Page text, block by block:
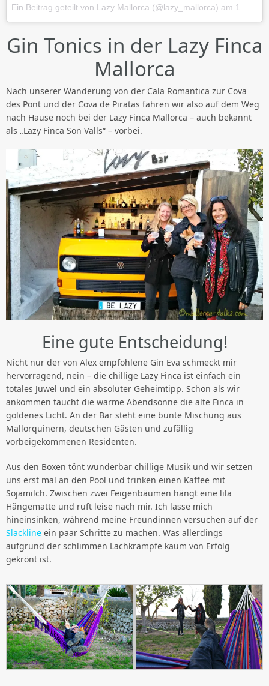
Ein Beitrag geteilt von Lazy Mallorca (@lazy_mallorca) am 1. Apr 2017 um 4:49 Uhr
Gin Tonics in der Lazy Finca
Mallorca
Nach unserer Wanderung von der Cala Romantica zur Cova
des Pont und der Cova de Piratas fahren wir also auf dem Weg
nach Hause noch bei der Lazy Finca Mallorca – auch bekannt
als „Lazy Finca Son Valls“ – vorbei.
Eine gute Entscheidung!
Nicht nur der von Alex empfohlene Gin Eva schmeckt mir
hervorragend, nein – die chillige Lazy Finca ist einfach ein
totales Juwel und ein absoluter Geheimtipp. Schon als wir
ankommen taucht die warme Abendsonne die alte Finca in
goldenes Licht. An der Bar steht eine bunte Mischung aus
Mallorquinern, deutschen Gästen und zufällig
vorbeigekommenen Residenten.
Aus den Boxen tönt wunderbar chillige Musik und wir setzen
uns erst mal an den Pool und trinken einen Kaffee mit
Sojamilch. Zwischen zwei Feigenbäumen hängt eine lila
Hängematte und ruft leise nach mir. Ich lasse mich
hineinsinken, während meine Freundinnen versuchen auf der
Slackline ein paar Schritte zu machen. Was allerdings
aufgrund der schlimmen Lachkrämpfe kaum von Erfolg
gekrönt ist.